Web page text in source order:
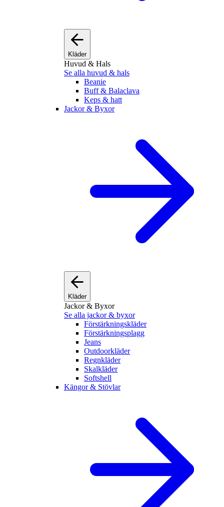
Kläder
Huvud & Hals
Se alla huvud & hals
Beanie
Buff & Balaclava
Keps & hatt
Jackor & Byxor
Kläder
Jackor & Byxor
Se alla jackor & byxor
Förstärkningskläder
Förstärkningsplagg
Jeans
Outdoorkläder
Regnkläder
Skalkläder
Softshell
Kängor & Stövlar